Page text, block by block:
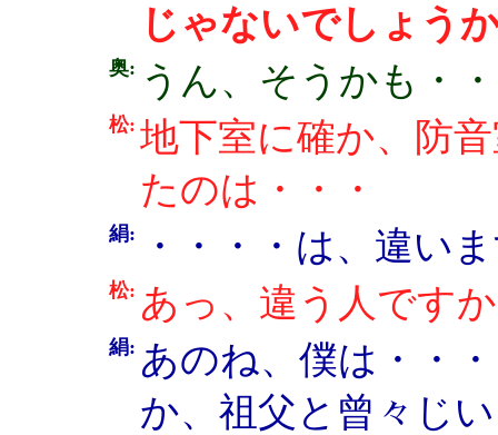
じゃないでしょう
奥: うん、そうかも・
松: 地下室に確か、防
たのは・・・
絹: ・・・・は、違い
松: あっ、違う人です
絹: あのね、僕は・・
か、祖父と曾々じ